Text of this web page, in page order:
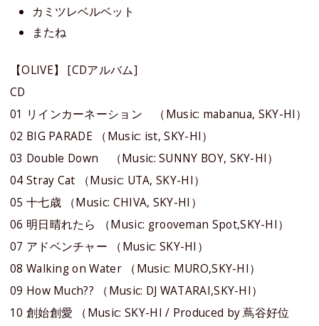
カミツレベルベット
またね
【OLIVE】 [CDアルバム]
CD
01 リインカーネーション （Music: mabanua, SKY-HI）
02 BIG PARADE （Music: ist, SKY-HI）
03 Double Down （Music: SUNNY BOY, SKY-HI）
04 Stray Cat （Music: UTA, SKY-HI）
05 十七歳 （Music: CHIVA, SKY-HI）
06 明日晴れたら （Music: grooveman Spot,SKY-HI）
07 アドベンチャー （Music: SKY-HI）
08 Walking on Water （Music: MURO,SKY-HI）
09 How Much?? （Music: DJ WATARAI,SKY-HI）
10 創始創愛 （Music: SKY-HI / Produced by 蔦谷好位